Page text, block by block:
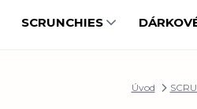
SCRUNCHIES
Úvod